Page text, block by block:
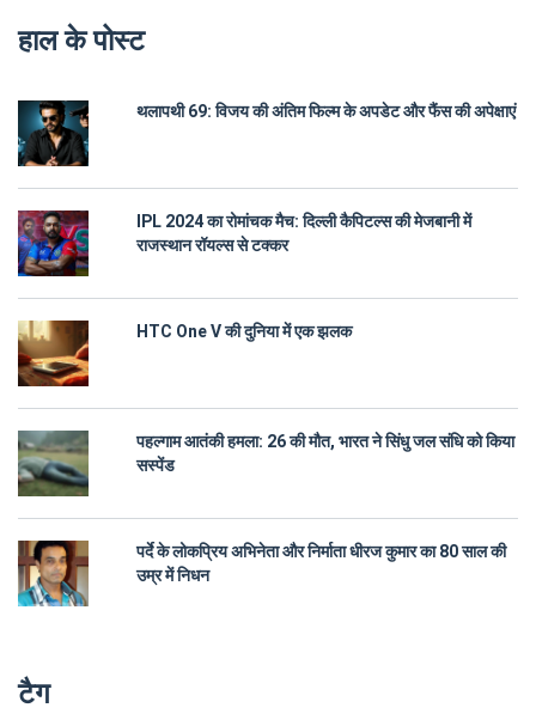
हाल के पोस्ट
थलापथी 69: विजय की अंतिम फिल्म के अपडेट और फैंस की अपेक्षाएं
IPL 2024 का रोमांचक मैच: दिल्ली कैपिटल्स की मेजबानी में
राजस्थान रॉयल्स से टक्कर
HTC One V की दुनिया में एक झलक
पहल्गाम आतंकी हमला: 26 की मौत, भारत ने सिंधु जल संधि को किया
सस्पेंड
पर्दे के लोकप्रिय अभिनेता और निर्माता धीरज कुमार का 80 साल की
उम्र में निधन
टैग